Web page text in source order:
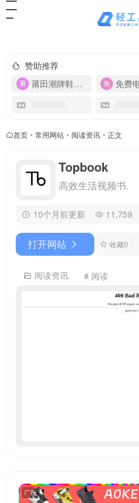
赞助推荐
莆田潮牌鞋服-货源
首页 • 常用网站 • 阅读资讯 • 正文
Topbook
高效生活视频书.
10个月前更新 11,759
打开网站 收藏0
阅读资讯 # 阅读
广告